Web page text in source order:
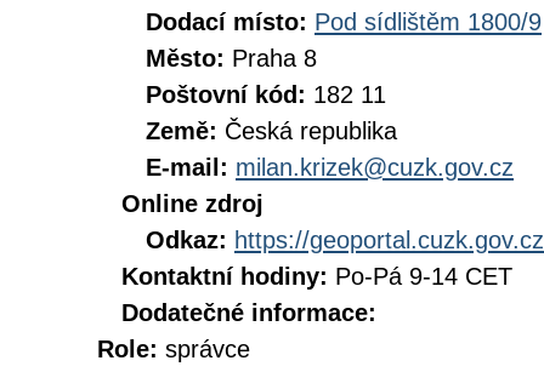
Dodací místo: Pod sídlištěm 1800/9
Město: Praha 8
Poštovní kód: 182 11
Země: Česká republika
E-mail: milan.krizek@cuzk.gov.cz
Online zdroj
Odkaz: https://geoportal.cuzk.gov.cz
Kontaktní hodiny: Po-Pá 9-14 CET
Dodatečné informace:
Role: správce